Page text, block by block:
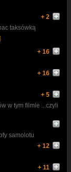
+ 2
taksówką
+ 16
+ 16
+ 5
w tym filmie ...czyli
samolotu
+ 12
+ 11